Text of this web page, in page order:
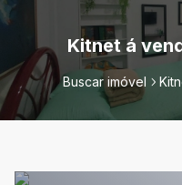
Kitnet á
Buscar imóvel